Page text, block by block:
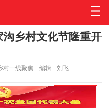
沟乡村文化节隆重开
村一线聚焦 编辑：刘飞